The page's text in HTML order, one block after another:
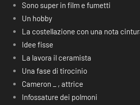
Sono super in film e fumetti
Un hobby
La costellazione con una nota
Idee fisse
La lavora il ceramista
Una fase di tirocinio
Cameron _ , attrice
Infossature dei polmoni